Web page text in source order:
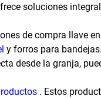
soluciones
de compra llave en
y forros para
desde la granja,
. Estos